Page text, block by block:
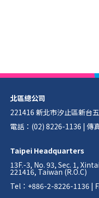
北區總公司
221416 新北市汐止區新台
電話：(02) 8226-1136 | 傳
Taipei Headquarters
13F.-3, No. 93, Sec. 1,
221416, Taiwan (R.O.C)
Tel：+886-2-8226-1136 |